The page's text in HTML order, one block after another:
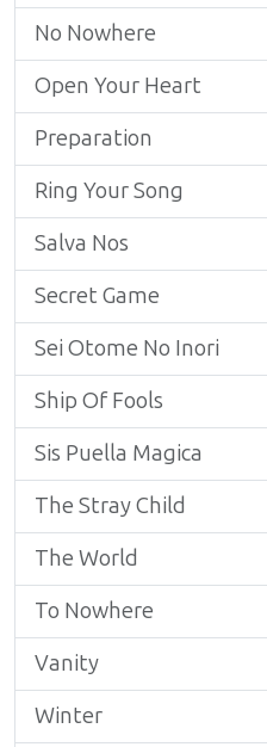
No Nowhere
Open Your Heart
Preparation
Ring Your Song
Salva Nos
Secret Game
Sei Otome No Inori
Ship Of Fools
Sis Puella Magica
The Stray Child
The World
To Nowhere
Vanity
Winter